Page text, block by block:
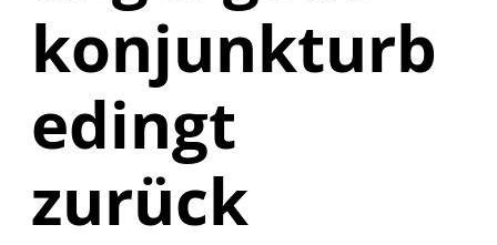
konjunkturb
edingt
zurück